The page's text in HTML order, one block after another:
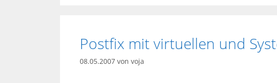
Postfix mit virtuellen und
08.05.2007 von voja